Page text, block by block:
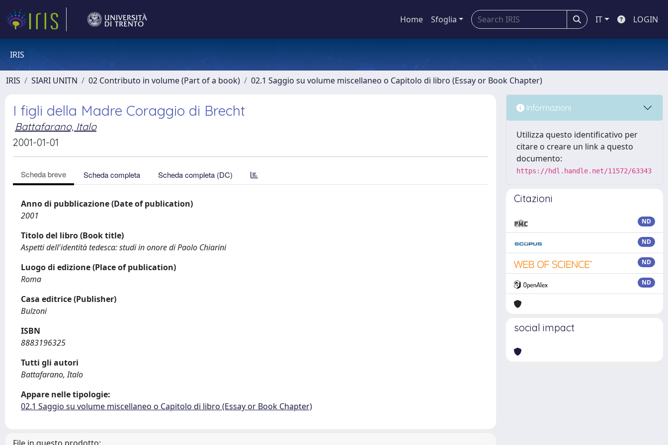
Home Sfoglia IT LOGIN
IRIS
IRIS SIARI UNITN 02 Contributo in volume (Part of a book) 02.1 Saggio su volume miscellaneo o Capitolo di libro (Essay or Book Chapter)
I figli della Madre Coraggio di Brecht
Battafarano, Italo
2001-01-01
Scheda breve Scheda completa Scheda completa (DC)
Anno di pubblicazione (Date of publication)
2001
Titolo del libro (Book title)
Aspetti dell'identità tedesca: studi in onore di Paolo Chiarini
Luogo di edizione (Place of publication)
Roma
Casa editrice (Publisher)
Bulzoni
ISBN
8883196325
Tutti gli autori
Battafarano, Italo
Appare nelle tipologie:
02.1 Saggio su volume miscellaneo o Capitolo di libro (Essay or Book Chapter)
Informazioni
Utilizza questo identificativo per
citare o creare un link a questo
documento:
https://hdl.handle.net/11572/63343
Citazioni
ND
ND
ND
ND
social impact